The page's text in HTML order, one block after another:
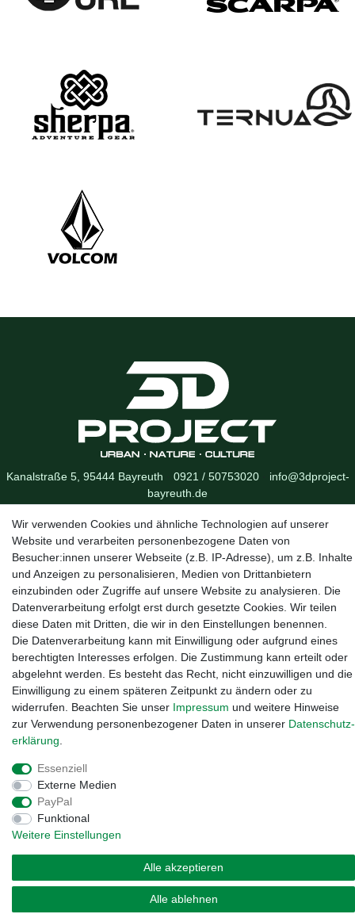
Kanalstraße 5, 95444 Bayreuth 0921 / 50753020· info@3dproject-
bayreuth.de
Widerrufs­recht·Impressum ·Daten­schutz­erklärung· AGB
Vertrag widerrufen
Wir verwenden Cookies und ähnliche Technologien auf unserer
Website und verarbeiten personenbezogene Daten von
Besucher:innen unserer Webseite (z.B. IP-Adresse), um z.B. Inhalte
und Anzeigen zu personalisieren, Medien von Drittanbietern
einzubinden oder Zugriffe auf unsere Website zu analysieren. Die
Datenverarbeitung erfolgt erst durch gesetzte Cookies. Wir teilen
diese Daten mit Dritten, die wir in den Einstellungen benennen.
Die Datenverarbeitung kann mit Einwilligung oder aufgrund eines
berechtigten Interesses erfolgen. Die Zustimmung kann erteilt oder
abgelehnt werden. Es besteht das Recht, nicht einzuwilligen und die
Einwilligung zu einem späteren Zeitpunkt zu ändern oder zu
widerrufen. Beachten Sie unser Impressum und weitere Hinweise
zur Verwendung personenbezogener Daten in unserer Daten­schutz­
erklärung
Essenziell
Externe Medien
PayPal
Funktional
Weitere Einstellungen
Alle akzeptieren
Alle ablehnen